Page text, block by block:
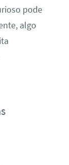
pode
algo